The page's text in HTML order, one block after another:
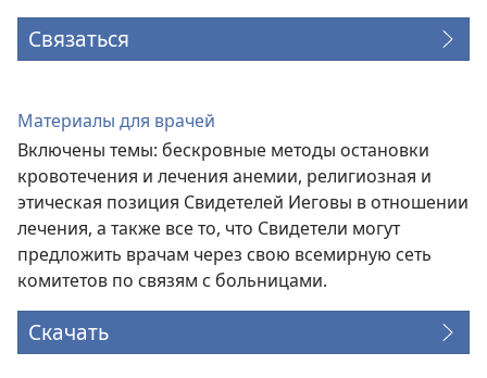
Связаться
Материалы для врачей
Включены темы: бескровные методы остановки
кровотечения и лечения анемии, религиозная и
этическая позиция Свидетелей Иеговы в отношении
лечения, а также все то, что Свидетели могут
предложить врачам через свою всемирную сеть
комитетов по связям с больницами.
Скачать